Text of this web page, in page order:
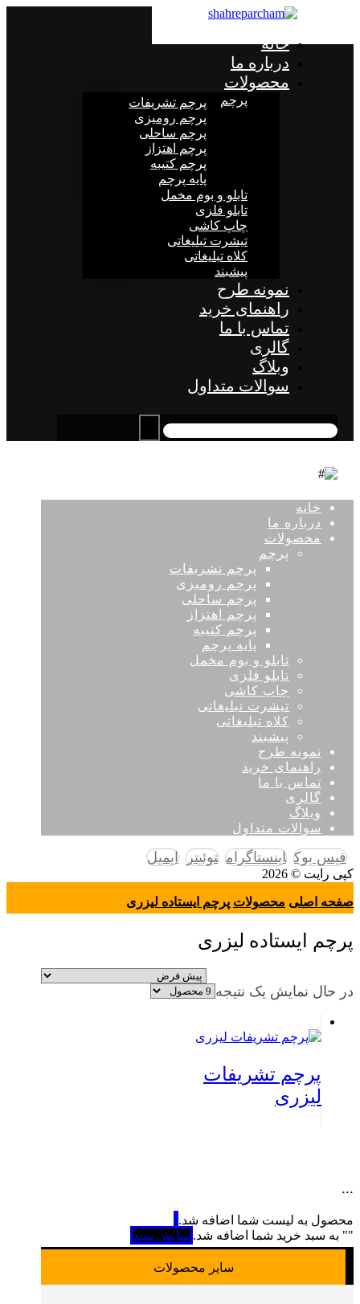
خانه
درباره ما
محصولات
پرچم
پرچم تشریفات
پرچم رومیزی
پرچم ساحلی
پرچم اهتزاز
پرچم کتیبه
پایه پرچم
تابلو و بوم مخمل
تابلو فلزی
چاپ کاشی
تیشرت تبلیغاتی
کلاه تبلیغاتی
پیشبند
نمونه طرح
راهنمای خرید
تماس با ما
گالری
وبلاگ
سوالات متداول
خانه
درباره ما
محصولات
پرچم
پرچم تشریفات
پرچم رومیزی
پرچم ساحلی
پرچم اهتزاز
پرچم کتیبه
پایه پرچم
تابلو و بوم مخمل
تابلو فلزی
چاپ کاشی
تیشرت تبلیغاتی
کلاه تبلیغاتی
پیشبند
نمونه طرح
راهنمای خرید
تماس با ما
گالری
وبلاگ
سوالات متداول
فیس بوک اینستاگرام توئیتر ایمیل
کپی رایت © 2026
صفحه اصلی محصولات پرچم ایستاده لیزری
پرچم ایستاده لیزری
در حال نمایش یک نتیجه
پرچم تشریفات
لیزری
...
محصول به لیست شما اضافه شد.
"" به سبد خرید شما اضافه شد. نمایش سبد
سایر محصولات